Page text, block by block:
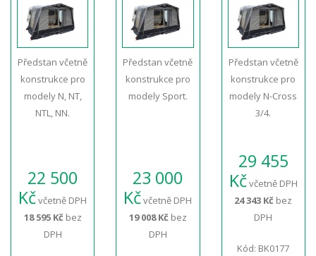
Předstan včetně
konstrukce pro
modely N, NT,
NTL, NN.
22 500
Kčvčetně DPH
18 595 Kčbez
DPH
Předstan včetně
konstrukce pro
modely Sport.
23 000
Kčvčetně DPH
19 008 Kčbez
DPH
Předstan včetně
konstrukce pro
modely N-Cross
3/4.
29 455
Kčvčetně DPH
24 343 Kč bez
DPH
Kód: BK0177